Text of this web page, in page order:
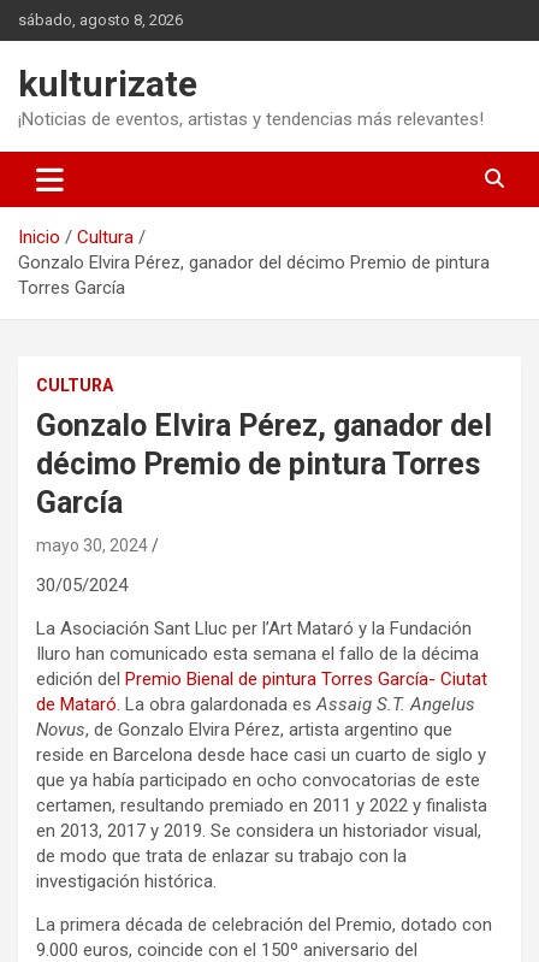
Saltar
al
sábado, agosto 8, 2026
kulturizate
¡Noticias de eventos, artistas y tendencias más relevantes!
Inicio
Cultura
Gonzalo Elvira Pérez, ganador del décimo Premio de pintura
Torres García
CULTURA
Gonzalo Elvira Pérez, ganador del
décimo Premio de pintura Torres
García
mayo 30, 2024
30/05/2024
La Asociación Sant Lluc per l’Art Mataró y la Fundación
Iluro han comunicado esta semana el fallo de la décima
edición del Premio Bienal de pintura Torres García- Ciutat
de Mataró. La obra galardonada esAssaig S.T. Angelus
Novus, de Gonzalo Elvira Pérez, artista argentino que
reside en Barcelona desde hace casi un cuarto de siglo y
que ya había participado en ocho convocatorias de este
certamen, resultando premiado en 2011 y 2022 y finalista
en 2013, 2017 y 2019. Se considera un historiador visual,
de modo que trata de enlazar su trabajo con la
investigación histórica.
La primera década de celebración del Premio, dotado con
9.000 euros, coincide con el 150º aniversario del